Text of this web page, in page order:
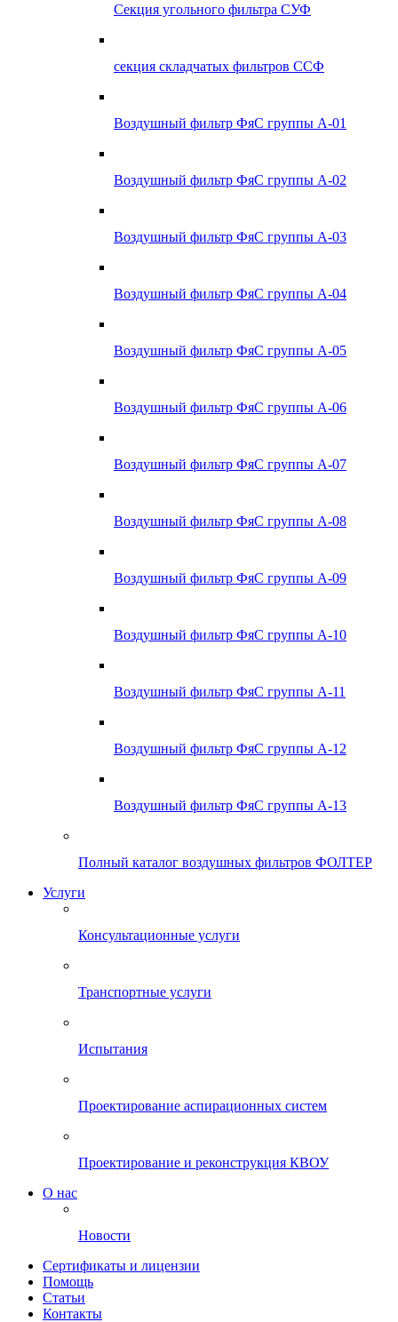
Секция угольного фильтра СУФ
секция складчатых фильтров ССФ
Воздушный фильтр ФяС группы А-01
Воздушный фильтр ФяС группы А-02
Воздушный фильтр ФяС группы А-03
Воздушный фильтр ФяС группы А-04
Воздушный фильтр ФяС группы А-05
Воздушный фильтр ФяС группы А-06
Воздушный фильтр ФяС группы А-07
Воздушный фильтр ФяС группы А-08
Воздушный фильтр ФяС группы А-09
Воздушный фильтр ФяС группы А-10
Воздушный фильтр ФяС группы А-11
Воздушный фильтр ФяС группы А-12
Воздушный фильтр ФяС группы А-13
Полный каталог воздушных фильтров ФОЛТЕР
Услуги
Консультационные услуги
Транспортные услуги
Испытания
Проектирование аспирационных систем
Проектирование и реконструкция КВОУ
О нас
Новости
Сертификаты и лицензии
Помощь
Статьи
Контакты